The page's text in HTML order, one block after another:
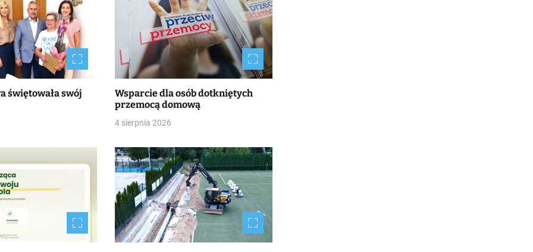
świętowała swój
Wsparcie dla osób dotkniętych
przemocą domową
4 sierpnia 2026